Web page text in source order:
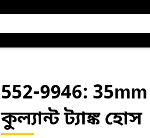
552-9946: 35mm
কুল্যান্ট ট্যাঙ্ক হোস